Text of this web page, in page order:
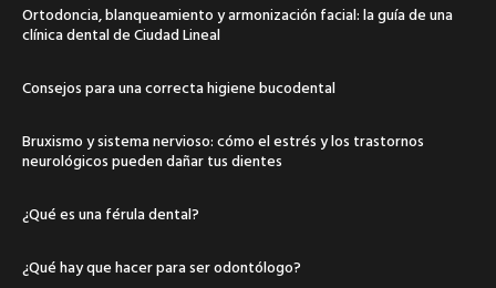
Ortodoncia, blanqueamiento y armonización facial: la guía de una
clínica dental de Ciudad Lineal
Consejos para una correcta higiene bucodental
Bruxismo y sistema nervioso: cómo el estrés y los trastornos
neurológicos pueden dañar tus dientes
¿Qué es una férula dental?
¿Qué hay que hacer para ser odontólogo?